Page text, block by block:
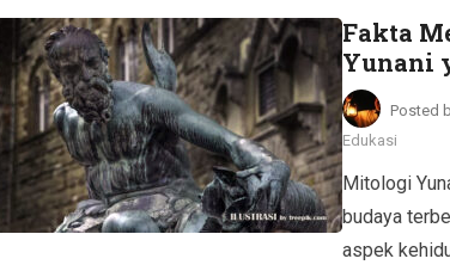
Fakta
Yunani
Posted
Edukasi
Mitologi
budaya
aspek